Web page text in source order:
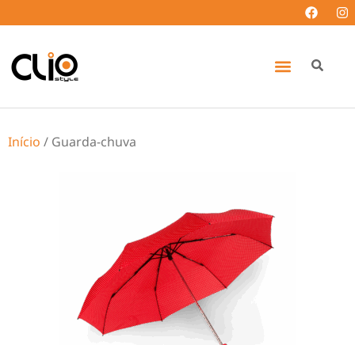
Início / Guarda-chuva